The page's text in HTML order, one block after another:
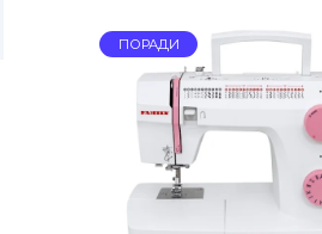
ПОРАДИ